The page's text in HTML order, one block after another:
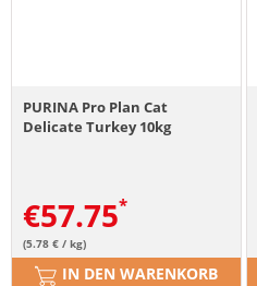
PURINA Pro Plan Cat
Delicate Turkey 10kg
€57.75
(5.78 € / kg)
IN DEN WARENKORB